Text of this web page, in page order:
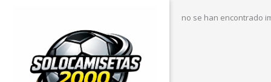
no se han encontrado